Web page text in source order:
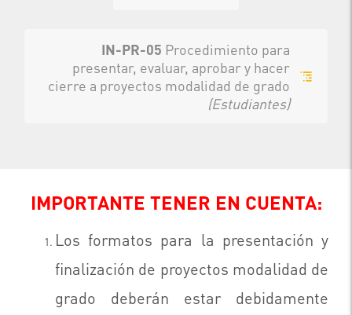
IN-PR-05 Procedimiento para
presentar, evaluar, aprobar y hacer
cierre a proyectos modalidad de grado
(Estudiantes)
IMPORTANTE TENER EN CUENTA:
Los formatos para la presentación y
finalización de proyectos modalidad de
grado deberán estar debidamente